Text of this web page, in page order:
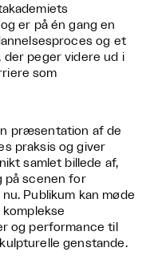
er på én gang en
og et
peger videre ud i
som
præsentation af de
praksis og giver
samlet billede af,
på scenen for
Publikum kan møde
og performance til
genstande.